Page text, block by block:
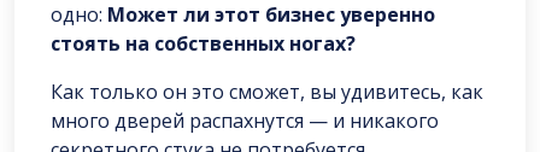
одно: Может ли этот бизнес уверенно
стоять на собственных ногах?
Как только он это сможет, вы удивитесь, как
много дверей распахнутся — и никакого